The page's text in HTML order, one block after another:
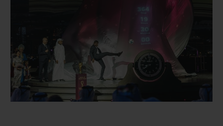
EXKLUSIVE DIENSTLEISTUNGEN
5+5-GARANTIE